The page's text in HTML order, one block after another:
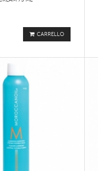
CARRELLO